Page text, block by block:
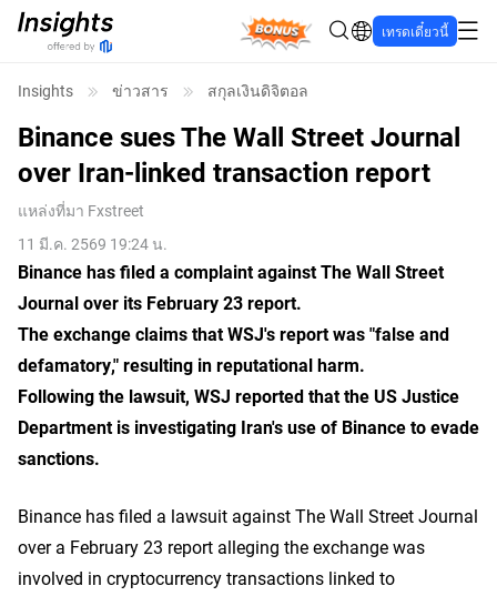
Bonus เทรดเดี๋ยวนี้
Insights ข่าวสาร สกุลเงินดิจิตอล
Binance sues The Wall Street Journal
over Iran-linked transaction report
แหล่งที่มา Fxstreet
11 มี.ค. 2569 19:24 น.
Binance has filed a complaint against The Wall Street
Journal over its February 23 report.
The exchange claims that WSJ's report was "false and
defamatory," resulting in reputational harm.
Following the lawsuit, WSJ reported that the US Justice
Department is investigating Iran's use of Binance to evade
sanctions.
Binance has filed a lawsuit against The Wall Street Journal
over a February 23 report alleging the exchange was
involved in cryptocurrency transactions linked to